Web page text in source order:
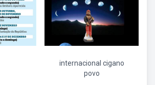
internacional cigano
povo